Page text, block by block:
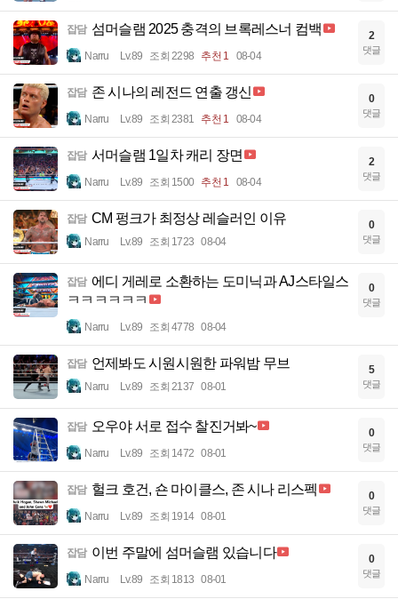
잡담 섬머슬램 2025 충격의 브록레스너 컴백
Narru Lv.89 조회 2298 추천 1 08-04
2
댓글
잡담 존 시나의 레전드 연출 갱신
Narru Lv.89 조회 2381 추천 1 08-04
0
댓글
잡담 서머슬램 1일차 캐리 장면
Narru Lv.89 조회 1500 추천 1 08-04
2
댓글
잡담 CM 펑크가 최정상 레슬러인 이유
Narru Lv.89 조회 1723 08-04
0
댓글
잡담 에디 게레로 소환하는 도미닉과 AJ스타일스
ㅋㅋㅋㅋㅋㅋ
Narru Lv.89 조회 4778 08-04
0
댓글
잡담 언제봐도 시원시원한 파워밤 무브
Narru Lv.89 조회 2137 08-01
5
댓글
잡담 오우야 서로 접수 찰진거봐~
Narru Lv.89 조회 1472 08-01
0
댓글
잡담 헐크 호건, 숀 마이클스, 존 시나 리스펙
Narru Lv.89 조회 1914 08-01
0
댓글
잡담 이번 주말에 섬머슬램 있습니다
Narru Lv.89 조회 1813 08-01
0
댓글